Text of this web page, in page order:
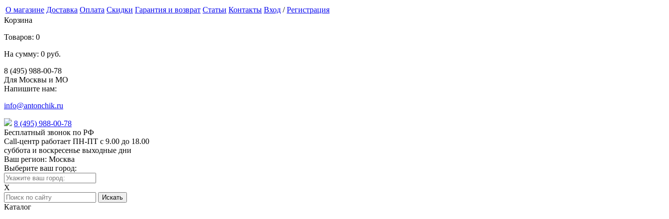
О магазине Доставка Оплата Скидки Гарантия и возврат Статьи Контакты Вход /Регистрация
Корзина
Товаров: 0
На сумму: 0 руб.
8 (495) 988-00-78
Для Москвы и МО
Напишите нам:
info@antonchik.ru
8 (495) 988-00-78
Бесплатный звонок по РФ
Call-центр работает ПН-ПТ с 9.00 до 18.00
суббота и воскресенье выходные дни
Ваш регион: Москва
Выберите ваш город:
X
Каталог